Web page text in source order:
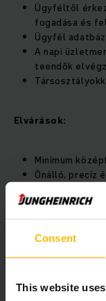
Consent
This website
Ügyféltől
fogadása és
Ügyfél
A napi
teendők
Elvárások:
Minimum
Önálló, precíz
Jó
Előny:
SAP ismerete